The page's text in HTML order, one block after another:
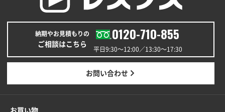
ワンポイントポリ袋 A4サイズ1000枚
2025年12月24日 13:22
安い
ワンポイント箔押し紙袋 M横サイズ(A4対応)
枚
価格と納期が希望に合ったから
納期やお見積もりの
ご相談はこちら
0120-710-855
平日9:30〜12:00／13:30〜17:30
お問い合わせ
お買い物